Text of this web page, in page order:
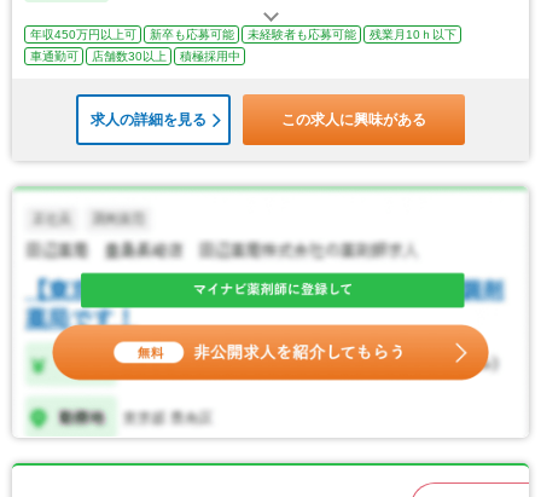
年収450万円以上可 新卒も応募可能 未経験者も応募可能
残業月10ｈ以下
車通勤可
店舗数30以上 積極採用中
求人の詳細を見る この求人に興味がある